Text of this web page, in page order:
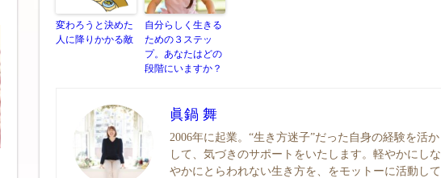
変わろうと決めた
人に降りかかる敵
自分らしく生きる
ための３ステッ
プ。あなたはどの
段階にいますか？
眞鍋 舞
2006年に起業。“生き方迷子”だった自身の経験を活か
して、気づきのサポートをいたします。軽やかにしな
やかにとらわれない生き方を、をモットーに活動して